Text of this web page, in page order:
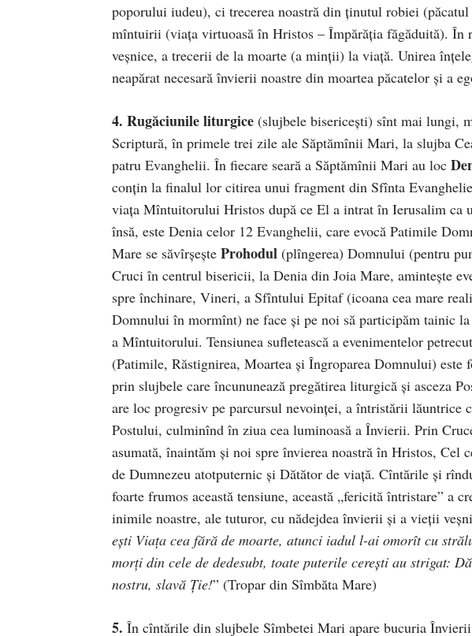
poporului iudeu), ci trecerea noastră din ţinutul robiei
mîntuirii (viaţa virtuoasă în Hristos – Împărăţia făgăduită). În
veşnice, a trecerii de la moarte (a minţii) la viaţă. Unirea
neapărat necesară învierii noastre din moartea păcatelor şi a
4. Rugăciunile liturgice (slujbele bisericeşti) sînt mai lungi,
Scriptură, în primele trei zile ale Săptămînii Mari, la slujba
patru Evanghelii. În fiecare seară a Săptămînii Mari au loc
conţin la finalul lor citirea unui fragment din Sfînta
viaţa Mîntuitorului Hristos după ce El a intrat în Ierusalim ca
însă, este Denia celor 12 Evanghelii, care evocă Patimile
Mare se săvîrşeşte Prohodul (plîngerea) Domnului (pentru
Cruci în centrul bisericii, la Denia din Joia Mare, aminteşte
spre închinare, Vineri, a Sfîntului Epitaf (icoana cea mare
Domnului în mormînt) ne face şi pe noi să participăm tainic
a Mîntuitorului. Tensiunea sufletească a evenimentelor
(Patimile, Răstignirea, Moartea şi Îngroparea Domnului)
prin slujbele care încununează pregătirea liturgică şi asceza
are loc progresiv pe parcursul nevoinţei, a întristării lăuntrice
Postului, culminînd în ziua cea luminoasă a Învierii. Prin
asumată, înaintăm şi noi spre învierea noastră în Hristos, Cel
de Dumnezeu atotputernic şi Dătător de viaţă. Cîntările şi
foarte frumos această tensiune, această „fericită întristare” a
inimile noastre, ale tuturor, cu nădejdea învierii şi a vieţii
eşti Viaţa cea fără de moarte, atunci iadul l-ai omorît cu
morţi din cele de dedesubt, toate puterile cereşti au strigat:
nostru, slavă Ţie!” (Tropar din Sîmbăta Mare)
5. În cîntările din slujbele Sîmbetei Mari apare bucuria